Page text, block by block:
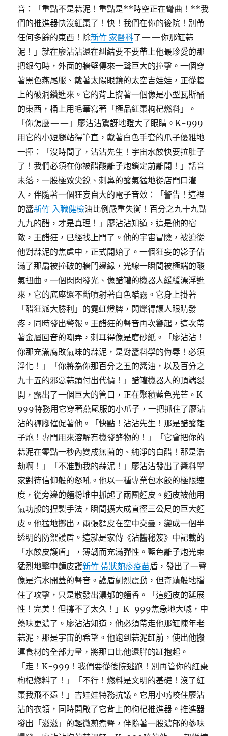
音：「重點不是蒜泥！重點是**時空正在彎曲！**我
們的推進器快沒紅棗了！快！我們在你的後院！別帶
任何多餘的東西！除新竹 家醫科了——你那缸蒜
泥！」就在廖沾沾還在糾結要不要帶上他最珍愛的那
把銀勺時，外面的牆壁傳來一聲巨大的撞擊。一個穿
著黑色燕尾服、戴著太陽眼鏡的太空吉娃娃，正從牆
上的破洞鑽進來。它的背上揹著一個像是小型瓦斯桶
的東西，桶上用毛筆寫著「極品紅棗枸杞燃料」。
「你怎麼——」廖沾沾驚訝地瞪大了眼睛。K-999
用它的小短腿站得筆直，戴著白色手套的爪子優雅地
一揮：「沒時間了，沾沾先生！宇宙水餃快要拉肚子
了！我們必須在你被醋酸離子炮鎖定前離開！」話音
未落，一股極致尖銳、刺鼻的酸氣猛地從店門口灌
入，伴隨著一個狂妄自大的電子音效：「警告！這裡
的醬新竹 入職健檢油比例嚴重失衡！百分之九十九點
九九的醋，才是真理！」廖沾沾知道，這是他的宿
敵，王醋狂，已經找上門了。他的宇宙冒險，被迫從
他對蒜泥的焦慮中，正式開始了。一個狂妄的影子佔
滿了那扇被撞破的牆門邊緣，光線一瞬間被極端的酸
氣扭曲。一個閃閃發光、像醋罐的機器人緩緩漂浮進
來，它的底座還不斷噴射著白色醋霧。它身上掛著
「醋狂派大勝利」的霓虹燈牌，閃爍得讓人眼睛發
疼，同時發出警報。王醋狂的聲音再次響起，這次帶
著金屬回音的嘲弄，刺耳得像是磨砂紙。「廖沾沾！
你那充滿腐敗氣味的蒜泥，是對醬料學的侮辱！必須
淨化！」「你將為你那百分之五的醬油，以及百分之
九十五的邪惡蒜頭付出代價！」醋罐機器人的頂端裂
開，露出了一個巨大的管口，正在聚積藍色光芒。K-
999特務用它穿著燕尾服的小爪子，一把抓住了廖沾
沾的褲腳催促著他。「快點！沾沾先生！那是醋酸離
子炮！專門用來溶解有機發酵物的！」「它會把你的
蒜泥在零點一秒內變成無菌的、純淨的白醋！那是浩
劫啊！」「不准動我的蒜泥！」廖沾沾發出了醬料學
家對待信仰般的怒吼。他以一種專業包水餃的極限速
度，從旁邊的麵粉堆中抓起了兩團麵皮。麵皮被他用
氣功般的捏製手法，瞬間擴大成直徑三公尺的巨大麵
皮。他猛地擲出，兩張麵皮在空中交疊，變成一個半
透明的防禦護盾。這就是家傳《沾醬秘笈》中記載的
「水餃皮護盾」，薄韌而充滿彈性。藍色離子炮光束
猛烈地擊中麵皮護新竹 帶狀皰疹疫苗盾，發出了一聲
像是汽水開蓋的聲音。護盾劇烈震動，但奇蹟般地擋
住了攻擊，只是散發出濃郁的麵香。「這麵皮的延展
性！完美！但撐不了太久！」K-999焦急地大喊，中
藥味更濃了。廖沾沾知道，他必須帶走他那缸陳年老
蒜泥，那是宇宙的希望。他跑到蒜泥缸前，使出他搬
運食材的全部力量，將那口比他還胖的缸抱起。
「走！K-999！我們要從後院逃跑！別再管你的紅棗
枸杞燃料了！」「不行！燃料是文明的基礎！沒了紅
棗我飛不遠！」吉娃娃特務抗議。它用小嘴咬住廖沾
沾的衣領，同時開啟了它背上的枸杞推進器。推進器
發出「滋滋」的輕微煎煮聲，伴隨著一股濃郁的蔘味